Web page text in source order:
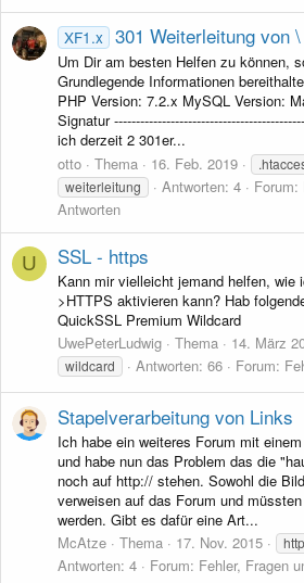
XF1.x 301 Weiterleitung von
Um Dir am besten Helfen zu können,
Grundlegende Informationen
PHP Version: 7.2.x MySQL Version:
Signatur
ich derzeit 2 301er...
otto
Thema 16. Feb. 2019
weiterleitung Antworten: 4 Forum:
Antworten
U SSL - https
Kann mir vielleicht jemand helfen, wie
>HTTPS aktivieren kann? Hab
QuickSSL Premium Wildcard
UwePeterLudwig
Thema 14. März
wildcard
Antworten: 66 Forum:
Stapelverarbeitung von Links
Ich habe ein weiteres Forum mit
und habe nun das Problem das die
noch auf http:// stehen. Sowohl die
verweisen auf das Forum und
werden. Gibt es dafür eine Art...
McAtze
Thema 17. Nov. 2015 http
Antworten: 4 Forum: Fehler, Fragen